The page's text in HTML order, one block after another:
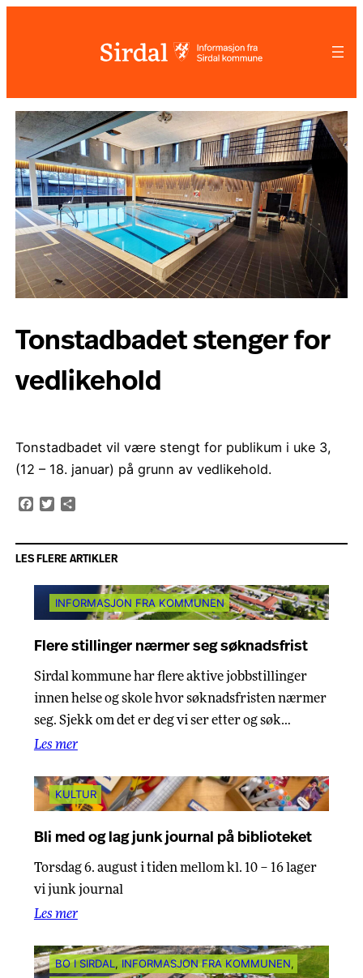
Tonstadbadet stenger for
vedlikehold
Tonstadbadet vil være stengt for publikum i uke 3,
(12 – 18. januar) på grunn av vedlikehold.
Facebook
Twitter
LES FLERE ARTIKLER
INFORMASJON FRA KOMMUNEN
Flere stillinger nærmer seg søknadsfrist
Sirdal kommune har flere aktive jobbstillinger
innen helse og skole hvor søknadsfristen nærmer
seg. Sjekk om det er deg vi ser etter og søk…
Les mer
KULTUR
Bli med og lag junk journal på biblioteket
Torsdag 6. august i tiden mellom kl. 10 – 16 lager
vi junk journal
Les mer
BO I SIRDAL, INFORMASJON FRA KOMMUNEN